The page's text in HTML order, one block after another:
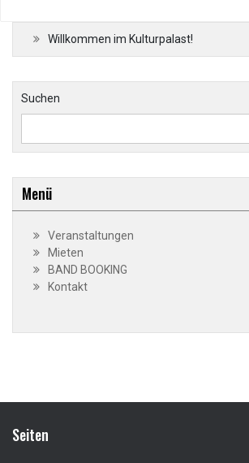
Willkommen im Kulturpalast!
Suchen
Menü
Veranstaltungen
Mieten
BAND BOOKING
Kontakt
Seiten